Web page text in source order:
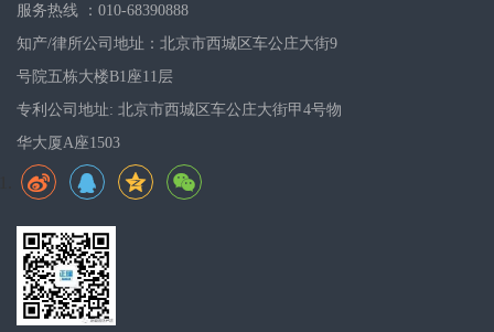
服务热线 ：010-68390888
知产/律所公司地址：北京市西城区车公庄大街9
号院五栋大楼B1座11层
专利公司地址: 北京市西城区车公庄大街甲4号物
华大厦A座1503